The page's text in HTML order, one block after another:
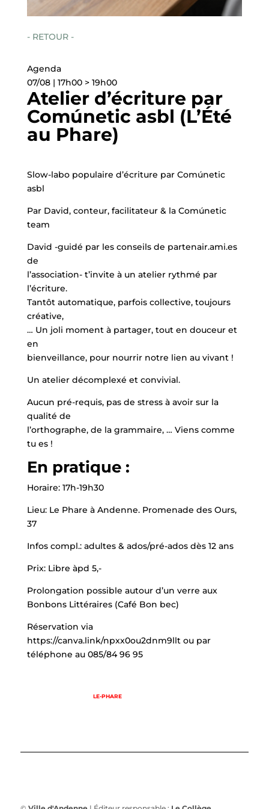
- RETOUR -
Agenda
07/08 | 17h00 > 19h00
Atelier d’écriture par
Comúnetic asbl (L’Été
au Phare)
Slow-labo populaire d’écriture par Comúnetic
asbl
Par David, conteur, facilitateur & la Comúnetic
team
David -guidé par les conseils de partenair.ami.es
de
l’association- t’invite à un atelier rythmé par
l’écriture.
Tantôt automatique, parfois collective, toujours
créative,
… Un joli moment à partager, tout en douceur et
en
bienveillance, pour nourrir notre lien au vivant !
Un atelier décomplexé et convivial.
Aucun pré-requis, pas de stress à avoir sur la
qualité de
l’orthographe, de la grammaire, … Viens comme
tu es !
En pratique :
Horaire: 17h-19h30
Lieu: Le Phare à Andenne. Promenade des Ours,
37
Infos compl.: adultes & ados/pré-ados dès 12 ans
Prix: Libre àpd 5,-
Prolongation possible autour d’un verre aux
Bonbons Littéraires (Café Bon bec)
Réservation via
https://canva.link/npxx0ou2dnm9llt ou par
téléphone au 085/84 96 95
LE-PHARE